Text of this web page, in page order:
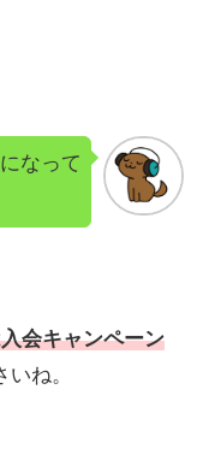
なって
会キャンペーン
ね。